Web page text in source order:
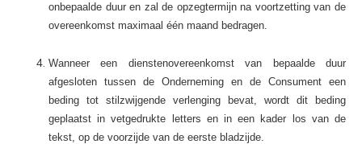
onbepaalde duur en zal de opzegtermijn na voortzetting van de
overeenkomst maximaal één maand bedragen.
Wanneer een dienstenovereenkomst van bepaalde duur
afgesloten tussen de Onderneming en de Consument een
beding tot stilzwijgende verlenging bevat, wordt dit beding
geplaatst in vetgedrukte letters en in een kader los van de
tekst, op de voorzijde van de eerste bladzijde.